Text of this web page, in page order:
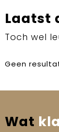
Laatst
Toch wel
Geen
Wat